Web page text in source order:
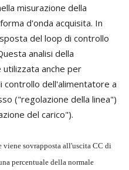
misurazione della
d'onda acquisita. In
del loop di controllo
analisi della
anche per
controllo dell'alimentatore a
("regolazione della linea")
del carico").
viene sovrapposta all'uscita CC di
percentuale della normale